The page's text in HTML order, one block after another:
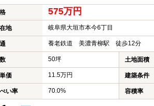
575万円
地 岐阜県大垣市本今6丁目
養老鉄道 美濃青柳駅 徒歩12分
50坪 土地面積
価 11.5万円 建築条件
い率 70.0% 容積率